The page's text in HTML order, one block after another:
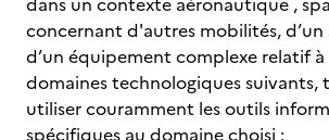
concernant d'autres mobilités, d’un
d’un équipement complexe relatif à
domaines technologiques suivants,
utiliser couramment les outils
spécifiques au domaine choisi :